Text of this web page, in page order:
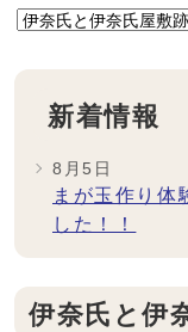
新着情報
8月5日
まが玉作り体
した！！
伊奈氏と伊